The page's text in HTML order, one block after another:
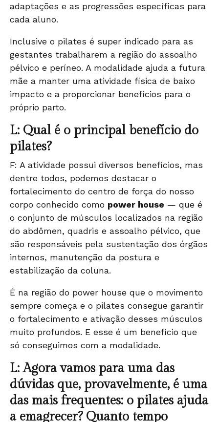
adaptações e as progressões específicas para
cada aluno.
Inclusive o pilates é super indicado para as
gestantes trabalharem a região do assoalho
pélvico e períneo. A modalidade ajuda a futura
mãe a manter uma atividade física de baixo
impacto e a proporcionar benefícios para o
próprio parto.
L: Qual é o principal benefício do
pilates?
F: A atividade possui diversos benefícios, mas
dentre todos, podemos destacar o
fortalecimento do centro de força do nosso
corpo conhecido como power house — que é
o conjunto de músculos localizados na região
do abdômen, quadris e assoalho pélvico, que
são responsáveis pela sustentação dos órgãos
internos, manutenção da postura e
estabilização da coluna.
É na região do power house que o movimento
sempre começa e o pilates consegue garantir
o fortalecimento e ativação desses músculos
muito profundos. E esse é um benefício que
só conseguimos com a modalidade.
L: Agora vamos para uma das
dúvidas que, provavelmente, é uma
das mais frequentes: o pilates ajuda
a emagrecer? Quanto tempo